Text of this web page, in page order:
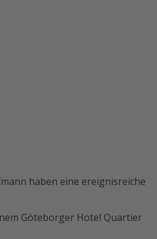
haben eine ereignisreiche
Göteborger Hotel Quartier